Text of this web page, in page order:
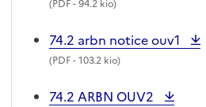
(PDF- 94.2 kio)
74.2 arbn notice ouv1
(PDF- 103.2 kio)
74.2 ARBN OUV2